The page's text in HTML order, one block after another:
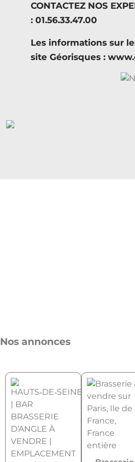
CONTACTEZ NOS
: 01.56.33.47.00
Les informations sur
site Géorisques :
Nos annonces